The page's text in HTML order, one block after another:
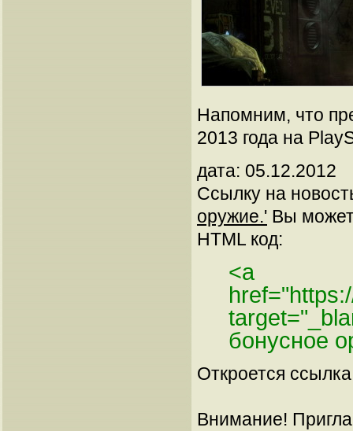
Напомним, что
2013 года на
дата: 05.12.2012
Ссылку на
оружие.' Вы
HTML код:
<a
бонусное
Откроется
Внимание!